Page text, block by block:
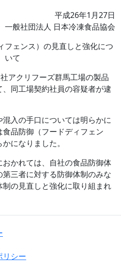
平成26年1月27日
一般社団法人 日本冷凍食品協会
フェンス）の見直しと強化につ
いて
アクリフーズ群馬工場の製品
同工場契約社員の容疑者が逮
入の手口については明らかに
品防御（フードディフェン
になりました。
かれては、自社の食品防御体
三者に対する防御体制のみな
の見直しと強化に取り組まれ
リシー